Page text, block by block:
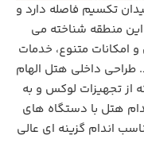
کمتر از 300 متر از میدان تکسیم فاصله دارد و
منطقه شناخته می
امکانات متنوع، خدمات
طراحی داخلی هتل الهام
از تجهیزات لوکس و به
هتل با دستگاه‌ های
اندام گزینه ‌ای عالی